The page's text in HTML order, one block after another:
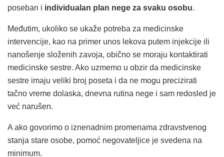
poseban i individualan plan nege za svaku osobu.
Međutim, ukoliko se ukaže potreba za medicinske
intervencije, kao na primer unos lekova putem injekcije ili
nanošenje složenih zavoja, obično se moraju kontaktirati
medicinske sestre. Ako uzmemo u obzir da medicinske
sestre imaju veliki broj poseta i da ne mogu precizirati
tačno vreme dolaska, dnevna rutina nege i sam redosled je
već narušen.
A ako govorimo o iznenadnim promenama zdravstvenog
stanja stare osobe, pomoć negovateljice je svedena na
minimum.